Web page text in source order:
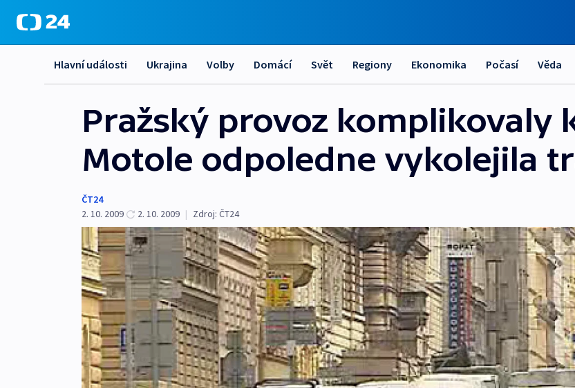
Hlavní události Ukrajina Volby Domácí Svět Regiony Ekonomika Počasí Věda
Pražský provoz komplikovaly
Motole odpoledne vykolejila
ČT24
2. 10. 2009
2. 10. 2009 | Zdroj: ČT24